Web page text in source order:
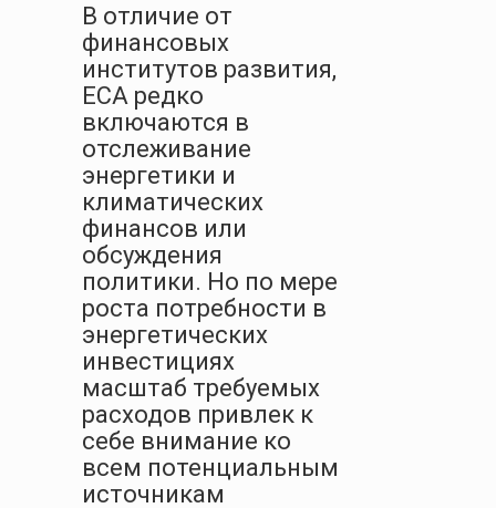
В отличие от
финансовых
институтов развития,
ECA редко
включаются в
отслеживание
энергетики и
климатических
финансов или
обсуждения
политики. Но по мере
роста потребности в
энергетических
инвестициях
масштаб требуемых
расходов привлек к
себе внимание ко
всем потенциальным
источникам